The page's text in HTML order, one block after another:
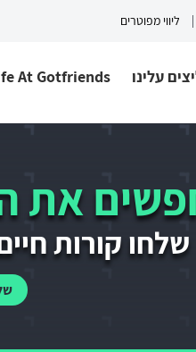
ליווי מפוטרים
עלינו At Gotfriends
את
שלחו קורות